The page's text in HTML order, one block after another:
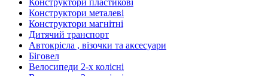
Конструктори пластикові
Конструктори металеві
Конструктори магнітні
Дитячий транспорт
Автокрісла , візочки та аксесуари
Біговел
Велосипеди 2-х колісні